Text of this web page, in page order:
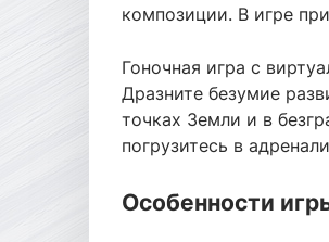
композиции. В игре
Гоночная игра с
Дразните безумие
точках Земли и в
погрузитесь в
Особенности